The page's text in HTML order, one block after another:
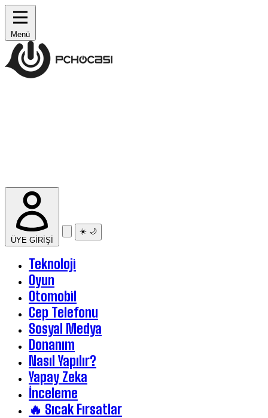
Menü
ÜYE GİRİŞİ
☀️ 🌙
Teknoloji
Oyun
Otomobil
Cep Telefonu
Sosyal Medya
Donanım
Nasıl Yapılır?
Yapay Zeka
İnceleme
🔥 Sıcak Fırsatlar